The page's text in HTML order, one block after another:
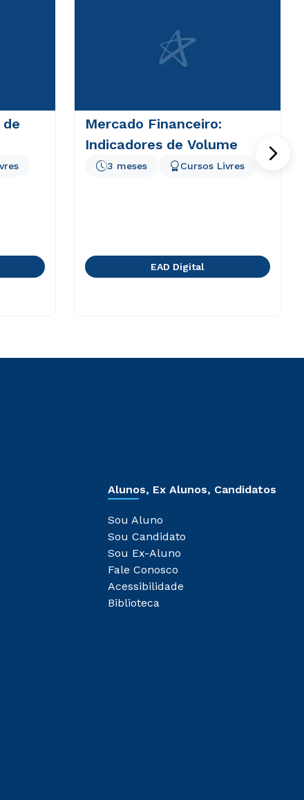
Mercado Financeiro:
Indicadores de Volume
3 meses Cursos Livres
EAD Digital
Alunos, Ex Alunos, Candidatos
Sou Aluno
Sou Candidato
Sou Ex-Aluno
Fale Conosco
Acessibilidade
Biblioteca